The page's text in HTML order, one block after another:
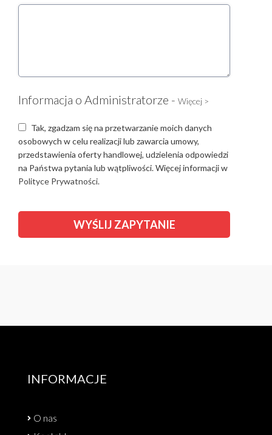
Informacja o Administratorze - Więcej >
Tak, zgadzam się na przetwarzanie moich danych
osobowych w celu realizacji lub zawarcia umowy,
przedstawienia oferty handlowej, udzielenia odpowiedzi
na Państwa pytania lub wątpliwości. Więcej informacji w
Polityce Prywatności.
INFORMACJE
O nas